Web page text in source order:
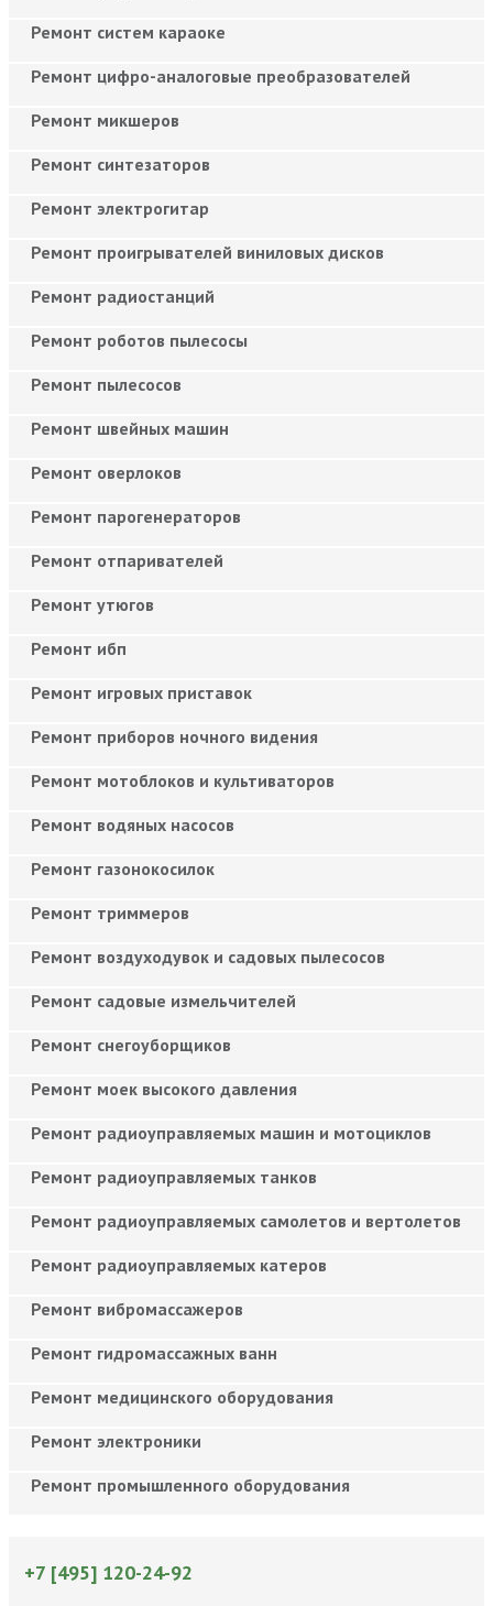
Ремонт систем караоке
Ремонт цифро-аналоговые преобразователей
Ремонт микшеров
Ремонт синтезаторов
Ремонт электрогитар
Ремонт проигрывателей виниловых дисков
Ремонт радиостанций
Ремонт роботов пылесосы
Ремонт пылесосов
Ремонт швейных машин
Ремонт оверлоков
Ремонт парогенераторов
Ремонт отпаривателей
Ремонт утюгов
Ремонт ибп
Ремонт игровых приставок
Ремонт приборов ночного видения
Ремонт мотоблоков и культиваторов
Ремонт водяных насосов
Ремонт газонокосилок
Ремонт триммеров
Ремонт воздуходувок и садовых пылесосов
Ремонт садовые измельчителей
Ремонт снегоуборщиков
Ремонт моек высокого давления
Ремонт радиоуправляемых машин и мотоциклов
Ремонт радиоуправляемых танков
Ремонт радиоуправляемых самолетов и вертолетов
Ремонт радиоуправляемых катеров
Ремонт вибромассажеров
Ремонт гидромассажных ванн
Ремонт медицинского оборудования
Ремонт электроники
Ремонт промышленного оборудования
+7 [495] 120-24-92